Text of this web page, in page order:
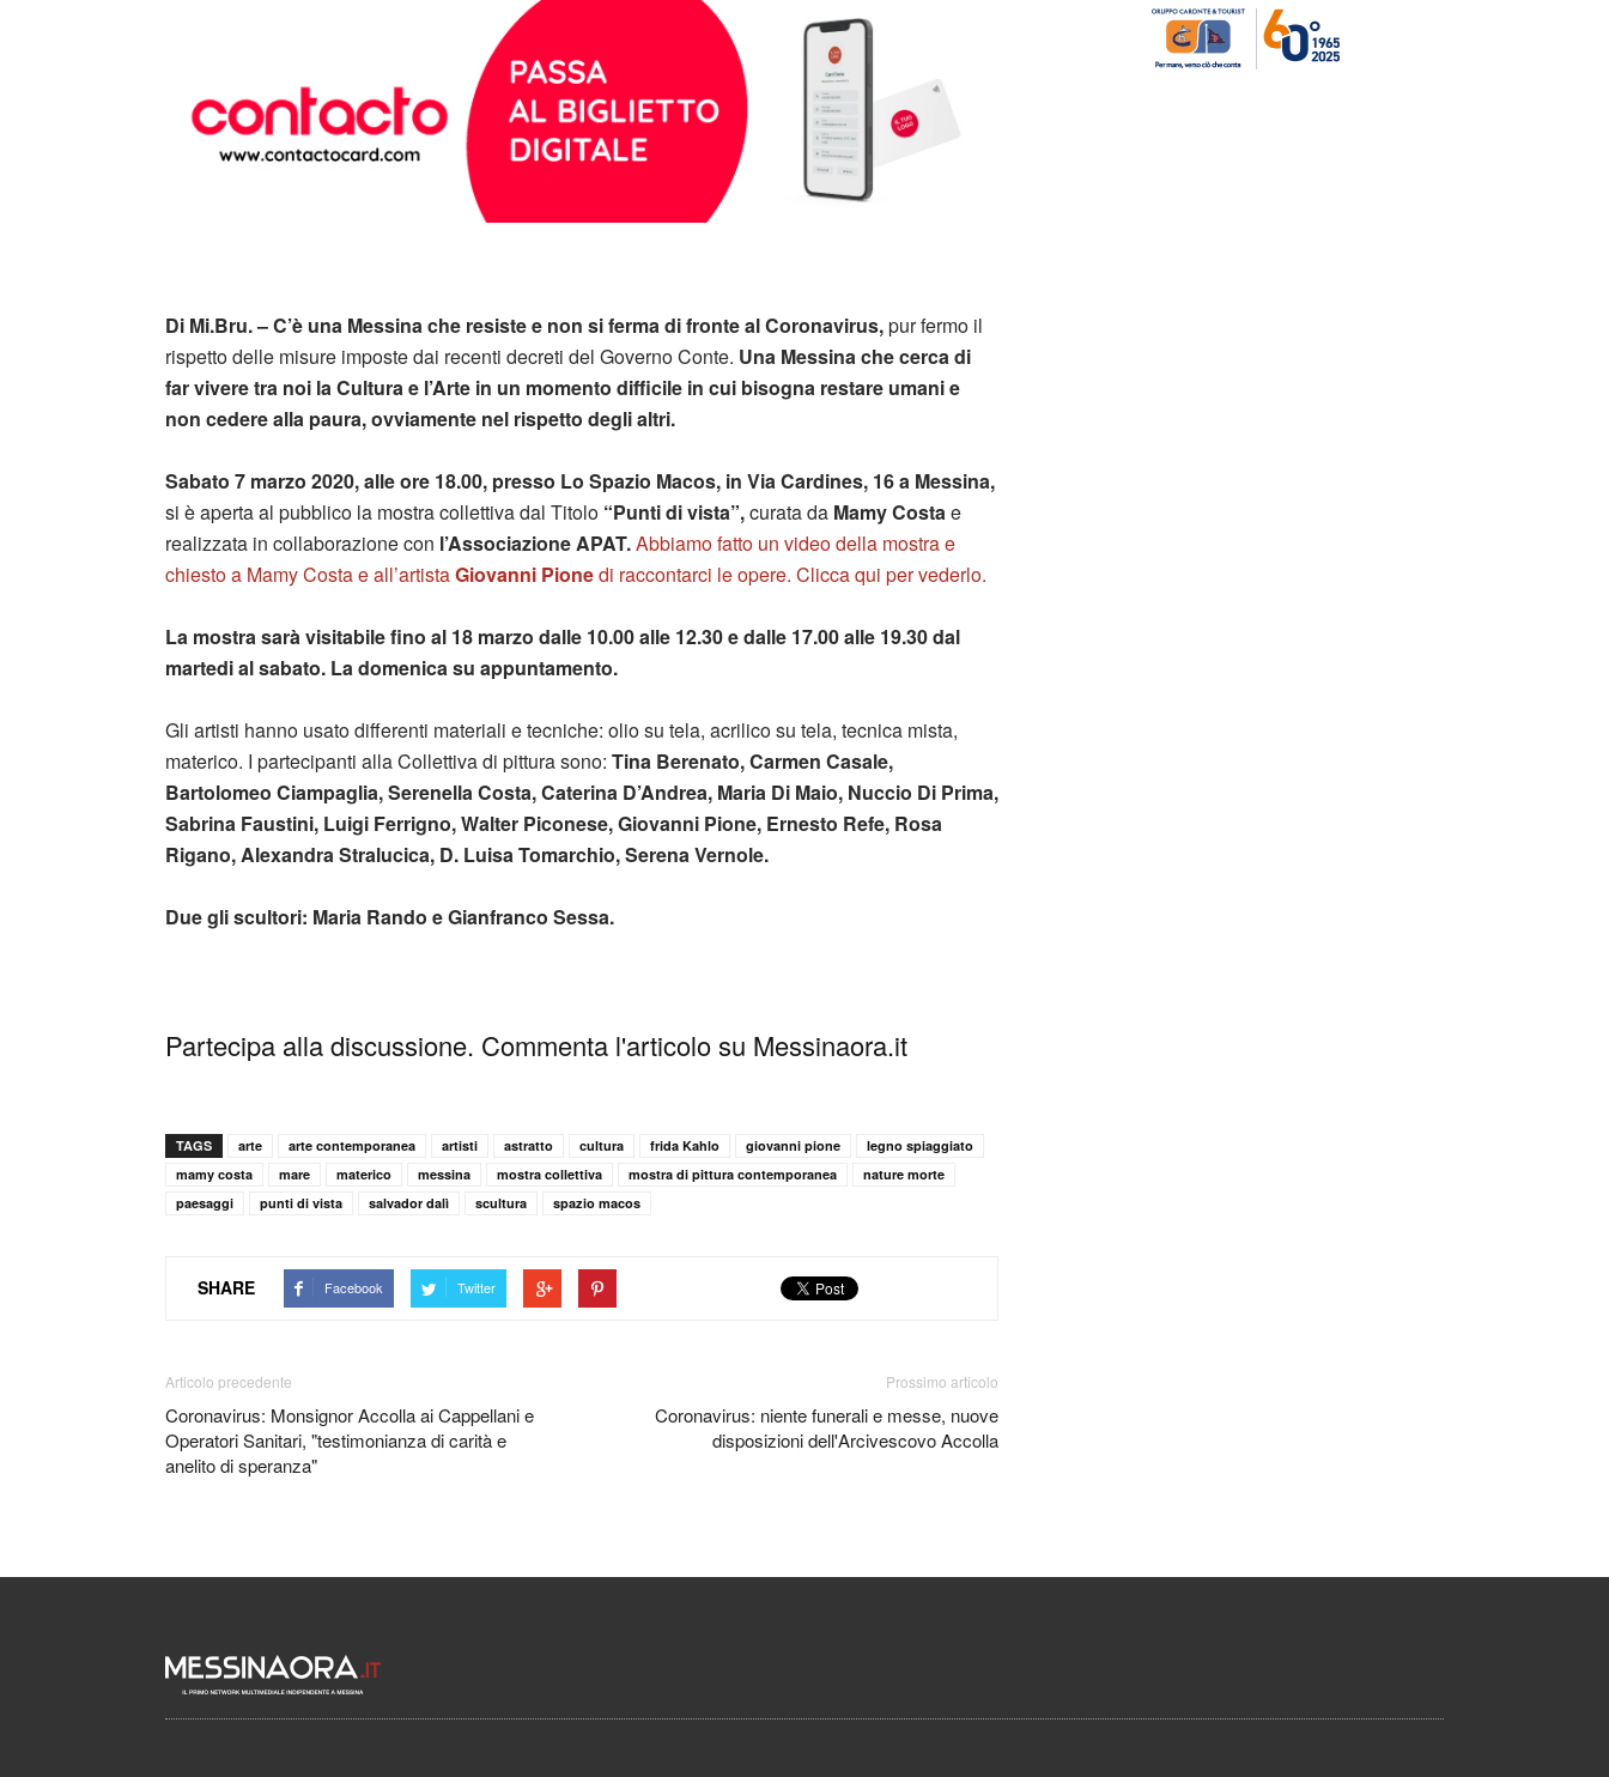
Di Mi.Bru. –C’è una Messina che resiste e non si ferma di fronte al Coronavirus,pur fermo il
rispetto delle misure imposte dai recenti decreti del Governo Conte. Una Messina che cerca di
far vivere tra noi la Cultura e l’Arte in un momento difficile in cui bisogna restare umani e
non cedere alla paura, ovviamente nel rispetto degli altri.
Sabato 7 marzo 2020, alle ore 18.00, presso Lo Spazio Macos, in Via Cardines, 16 a Messina,
si è aperta al pubblico la mostra collettiva dal Titolo “Punti di vista”,curata da Mamy Costa e
realizzata in collaborazione con l’Associazione APAT.Abbiamo fatto un video della mostra e
chiesto a Mamy Costa e all’artistaGiovanni Pionedi raccontarci le opere. Clicca qui per vederlo.
La mostra sarà visitabile fino al 18 marzo dalle 10.00 alle 12.30 e dalle 17.00 alle 19.30 dal
martedi al sabato. La domenica su appuntamento.
Gli artisti hanno usato differenti materiali e tecniche: olio su tela, acrilico su tela, tecnica mista,
materico. I partecipanti alla Collettiva di pittura sono: Tina Berenato, Carmen Casale,
Bartolomeo Ciampaglia, Serenella Costa, Caterina D’Andrea, Maria Di Maio, Nuccio Di Prima,
Sabrina Faustini, Luigi Ferrigno, Walter Piconese, Giovanni Pione, Ernesto Refe, Rosa
Rigano, Alexandra Stralucica, D. Luisa Tomarchio, Serena Vernole.
Due gli scultori: Maria Rando e Gianfranco Sessa.
Partecipa alla discussione. Commenta l'articolo su Messinaora.it
TAGS arte arte contemporanea artisti astratto cultura frida Kahlo giovanni pione
legno spiaggiato
mamy costa
mare materico messina mostra collettiva mostra di pittura contemporanea
nature morte
paesaggi
punti di vista salvador dalì scultura spazio macos
SHARE Facebook Twitter
Articolo precedente
Coronavirus: Monsignor Accolla ai Cappellani e
Operatori Sanitari, "testimonianza di carità e
anelito di speranza"
Prossimo articolo
Coronavirus: niente funerali e messe, nuove
disposizioni dell'Arcivescovo Accolla